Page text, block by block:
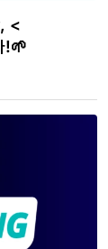
<
!🌱